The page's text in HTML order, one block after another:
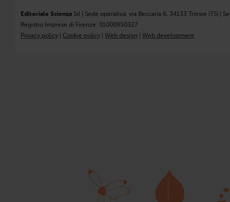
Editoriale Scienza Srl | Sede operativa: via Beccaria 6, 34133 Trieste (TS) |
Registro Imprese di Firenze: 01000950327
Privacy policy
Cookie policy Web design Web development